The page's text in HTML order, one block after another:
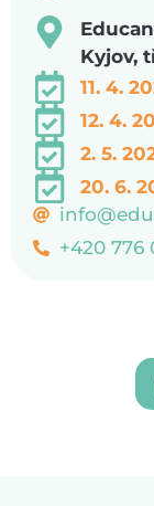
Kyjov,
11. 4.
12. 4.
2. 5.
20. 6.
+420 776